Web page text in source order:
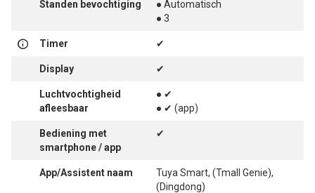
Standen bevochtiging
● Automatisch
● 3
Timer ✔
Display ✔
Luchtvochtigheid
afleesbaar
● ✔
● ✔ (app)
Bediening met
smartphone / app
✔
App/Assistent naam
Tuya Smart, (Tmall Genie),
(Dingdong)